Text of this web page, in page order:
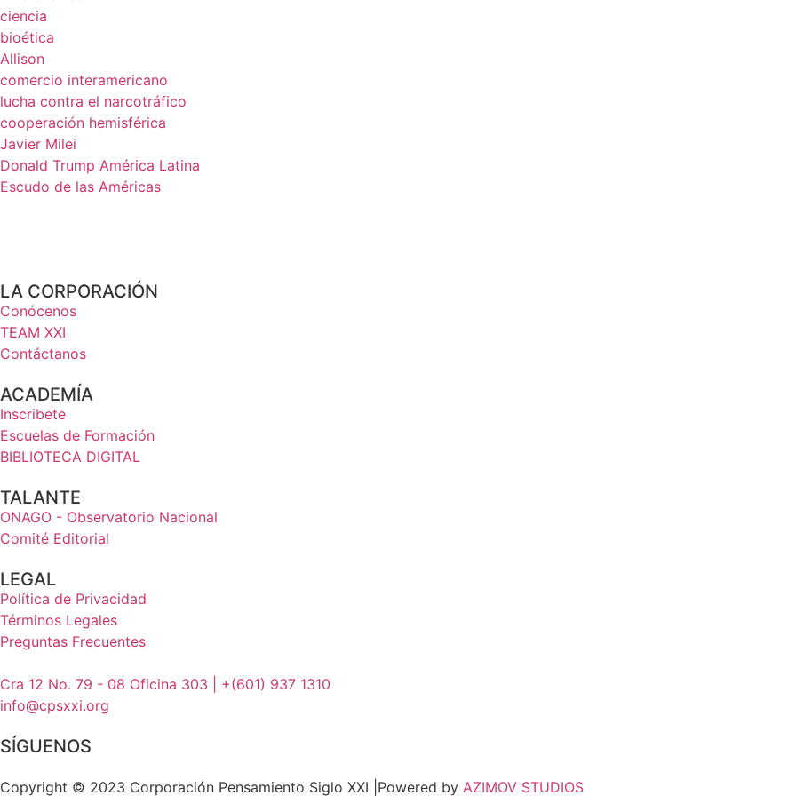
ciencia
bioética
Allison
comercio interamericano
lucha contra el narcotráfico
cooperación hemisférica
Javier Milei
Donald Trump América Latina
Escudo de las Américas
LA CORPORACIÓN
Conócenos
TEAM XXI
Contáctanos
ACADEMÍA
Inscribete
Escuelas de Formación
BIBLIOTECA DIGITAL
TALANTE
ONAGO - Observatorio Nacional
Comité Editorial
LEGAL
Política de Privacidad
Términos Legales
Preguntas Frecuentes
Cra 12 No. 79 - 08 Oficina 303 | +(601) 937 1310
info@cpsxxi.org
SÍGUENOS
Copyright © 2023 Corporación Pensamiento Siglo XXI |Powered by AZIMOV STUDIOS